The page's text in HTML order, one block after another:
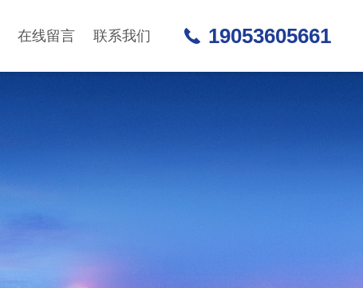
在线留言 联系我们 19053605661